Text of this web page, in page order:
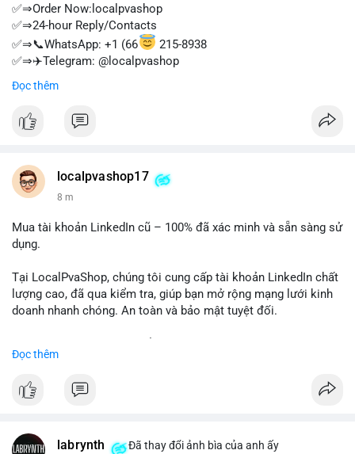
✅⇒Order Now:localpvashop
✅⇒24-hour Reply/Contacts
✅⇒📞WhatsApp: +1 (66
215-8938
✅⇒✈️Telegram: @localpvashop
✅⇒📧Email: localpvashop@gmail.com
⭐⭐⭐⭐⭐⭐⭐⭐⭐⭐⭐
Đọc thêm
localpvashop17
8 m
Mua tài khoản LinkedIn cũ – 100% đã xác minh và sẵn sàng sử
dụng.
Tại LocalPvaShop, chúng tôi cung cấp tài khoản LinkedIn chất
lượng cao, đã qua kiểm tra, giúp bạn mở rộng mạng lưới kinh
doanh nhanh chóng. An toàn và bảo mật tuyệt đối.
✅ Phản hồi trong 24 giờ
✅ Email: localpvashop@gmail.com
Đọc thêm
labrynth Đã thay đổi ảnh bìa của anh ấy